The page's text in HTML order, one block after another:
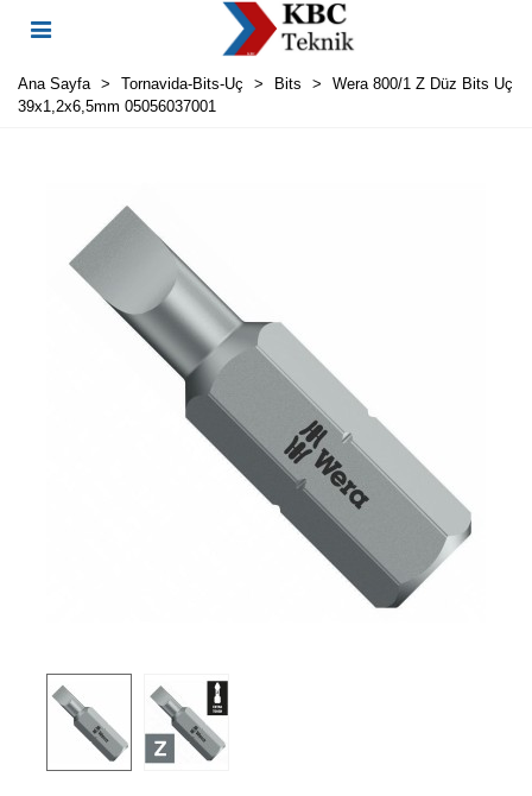
Ana Sayfa > Tornavida-Bits-Uç > Bits >
Wera 800/1 Z Düz Bits Uç
39x1,2x6,5mm 05056037001